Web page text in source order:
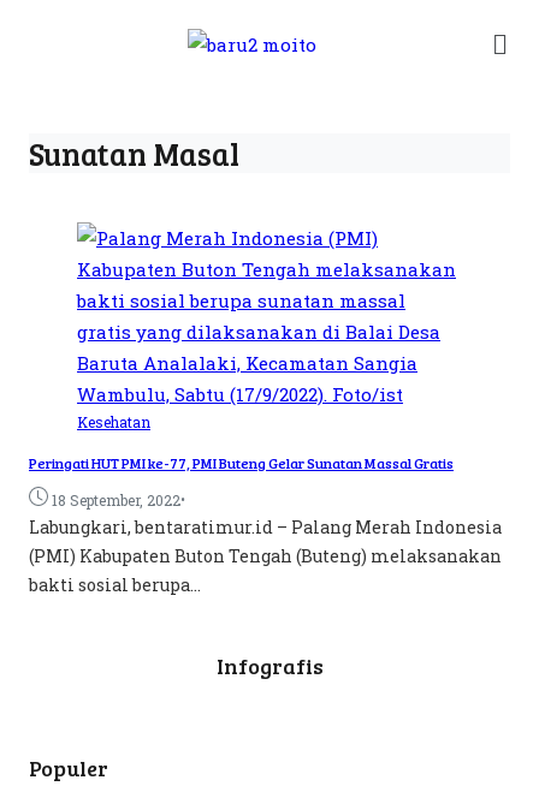
Sunatan Masal
Kesehatan
Peringati HUT PMI ke-77, PMI Buteng Gelar Sunatan Massal Gratis
18 September, 2022•
Labungkari, bentaratimur.id – Palang Merah Indonesia
(PMI) Kabupaten Buton Tengah (Buteng) melaksanakan
bakti sosial berupa...
Infografis
Populer